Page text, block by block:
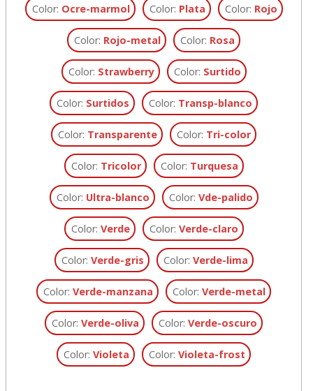
Color: Ocre-marmol Color: Plata Color: Rojo
Color: Rojo-metal Color: Rosa
Color: Strawberry Color: Surtido
Color: Surtidos Color: Transp-blanco
Color: Transparente Color: Tri-color
Color: Tricolor Color: Turquesa
Color: Ultra-blanco Color: Vde-palido
Color: Verde Color: Verde-claro
Color: Verde-gris Color: Verde-lima
Color:Verde-manzana Color:Verde-metal
Color:Verde-oliva Color:Verde-oscuro
Color:Violeta Color:Violeta-frost